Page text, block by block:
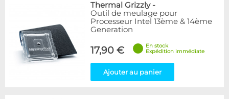
Thermal Grizzly-
Outil de meulage pour
Processeur Intel 13ème & 14ème
Generation
17,90 €
En stock
Expédition immédiate
Ajouter au panier